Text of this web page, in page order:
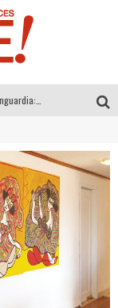
Sector Inmobiliario – recuperación a paso firme
El Despertar de la Calidez: Acabados Dorados de FV para Elevar tu Espacio
Tecnología y Bienestar de Vanguardia: El Inodoro Inteligente Neotech de FV.